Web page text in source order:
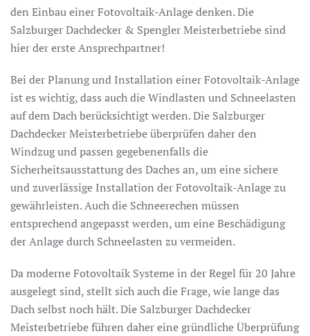
den Einbau einer Fotovoltaik-Anlage denken. Die
Salzburger Dachdecker & Spengler Meisterbetriebe sind
hier der erste Ansprechpartner!
Bei der Planung und Installation einer Fotovoltaik-Anlage
ist es wichtig, dass auch die Windlasten und Schneelasten
auf dem Dach berücksichtigt werden. Die Salzburger
Dachdecker Meisterbetriebe überprüfen daher den
Windzug und passen gegebenenfalls die
Sicherheitsausstattung des Daches an, um eine sichere
und zuverlässige Installation der Fotovoltaik-Anlage zu
gewährleisten. Auch die Schneerechen müssen
entsprechend angepasst werden, um eine Beschädigung
der Anlage durch Schneelasten zu vermeiden.
Da moderne Fotovoltaik Systeme in der Regel für 20 Jahre
ausgelegt sind, stellt sich auch die Frage, wie lange das
Dach selbst noch hält. Die Salzburger Dachdecker
Meisterbetriebe führen daher eine gründliche Überprüfung